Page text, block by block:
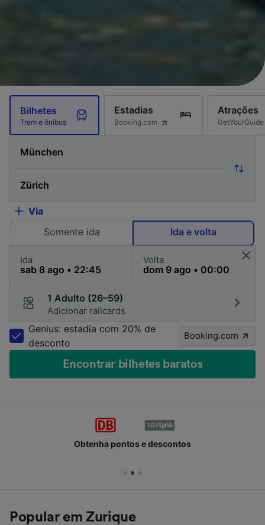
Bilhetes
Trem e ônibus
Estadias
Booking.com
Atrações
GetYourGuide
Via
Somente ida
Ida e volta
Ida Volta
1 Adulto (26–59)
Adicionar railcards
Genius: estadia com 20% de
desconto
Booking.com
Encontrar bilhetes baratos
Obtenha pontos e descontos
Popular em Zurique